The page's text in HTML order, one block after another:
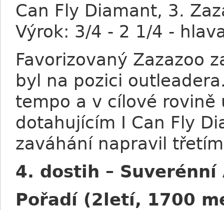
Can Fly Diamant, 3.
Výrok: 3/4 - 2 1/4 -
Favorizovaný Zazazoo
byl na pozici
tempo a v cílové rovině
dotahujícím I Can Fly
zaváhání napravil
4. dostih – Suverénní
Pořadí (2letí, 1700